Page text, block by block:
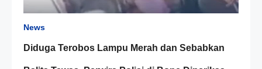
News
Diduga Terobos Lampu Merah dan Sebabkan